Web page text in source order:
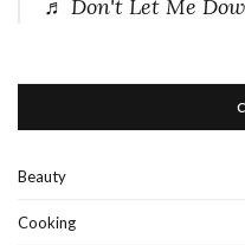
♬ Don't Let Me
Beauty
Cooking